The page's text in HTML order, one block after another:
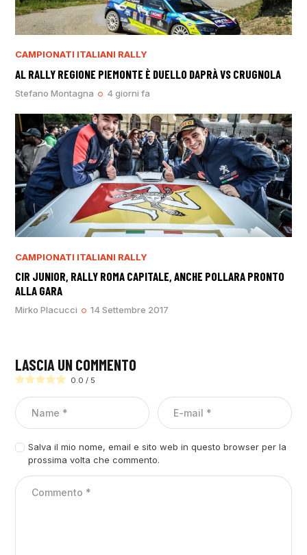
CAMPIONATI ITALIANI RALLY
AL RALLY REGIONE PIEMONTE È DUELLO DAPRÀ VS CRUGNOLA
Stefano Montagna 4 giorni fa
CAMPIONATI ITALIANI RALLY
CIR JUNIOR, RALLY ROMA CAPITALE, ANCHE POLLARA PRONTO
ALLA GARA
Mirko Placucci 14 Settembre 2017
LASCIA UN COMMENTO
0.0 / 5
Salva il mio nome, email e sito web in questo browser per la
prossima volta che commento.